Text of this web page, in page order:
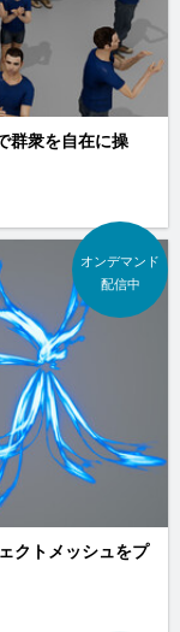
群衆を自在に操
オンデマンド
配信中
クトメッシュをプ